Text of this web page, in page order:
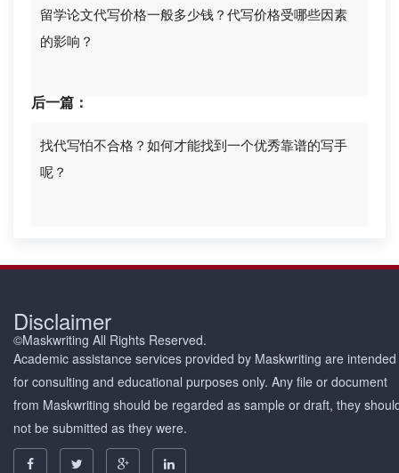
留学论文代写价格一般多少钱？代写价格受哪些因素
的影响？
后一篇：
找代写怕不合格？如何才能找到一个优秀靠谱的写手
呢？
Disclaimer
©Maskwriting All Rights Reserved.
Academic assistance services provided by Maskwriting are intended
for consulting and educational purposes only. Any file or document
from Maskwriting should be regarded as sample or draft, they
not be submitted as they were.